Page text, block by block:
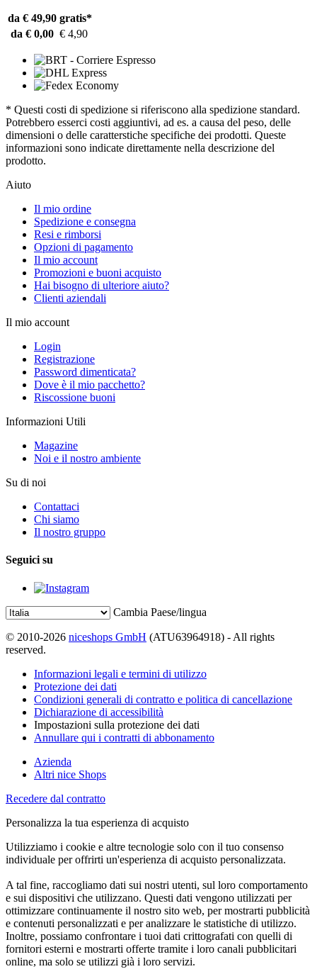
da € 49,90 gratis*
da € 0,00 € 4,90
* Questi costi di spedizione si riferiscono alla spedizione standard.
Potrebbero esserci costi aggiuntivi, ad es. a causa del peso, delle
dimensioni o delle caratterstiche specifiche dei prodotti. Queste
informazioni sono indicate direttamente nella descrizione del
prodotto.
Aiuto
Il mio ordine
Spedizione e consegna
Resi e rimborsi
Opzioni di pagamento
Il mio account
Promozioni e buoni acquisto
Hai bisogno di ulteriore aiuto?
Clienti aziendali
Il mio account
Login
Registrazione
Password dimenticata?
Dove è il mio pacchetto?
Riscossione buoni
Informazioni Utili
Magazine
Noi e il nostro ambiente
Su di noi
Contattaci
Chi siamo
Il nostro gruppo
Seguici su
Cambia Paese/lingua
© 2010-2026 niceshops GmbH (ATU63964918) - All rights
reserved.
Informazioni legali e termini di utilizzo
Protezione dei dati
Condizioni generali di contratto e politica di cancellazione
Dichiarazione di accessibilità
Impostazioni sulla protezione dei dati
Annullare qui i contratti di abbonamento
Azienda
Altri nice Shops
Recedere dal contratto
Personalizza la tua esperienza di acquisto
Utilizziamo i cookie e altre tecnologie solo con il tuo consenso
individuale per offrirti un'esperienza di acquisto personalizzata.
A tal fine, raccogliamo dati sui nostri utenti, sul loro comportamento
e sui dispositivi che utilizzano. Questi dati vengono utilizzati per
ottimizzare continuamente il nostro sito web, per mostrarti pubblicità
e contenuti personalizzati e per analizzare le statistiche di utilizzo.
Inoltre, possiamo confrontare i tuoi dati crittografati con quelli di
fornitori esterni e mostrarti offerte tramite i loro canali pubblicitari
online, ma solo se utilizzi già i loro servizi.